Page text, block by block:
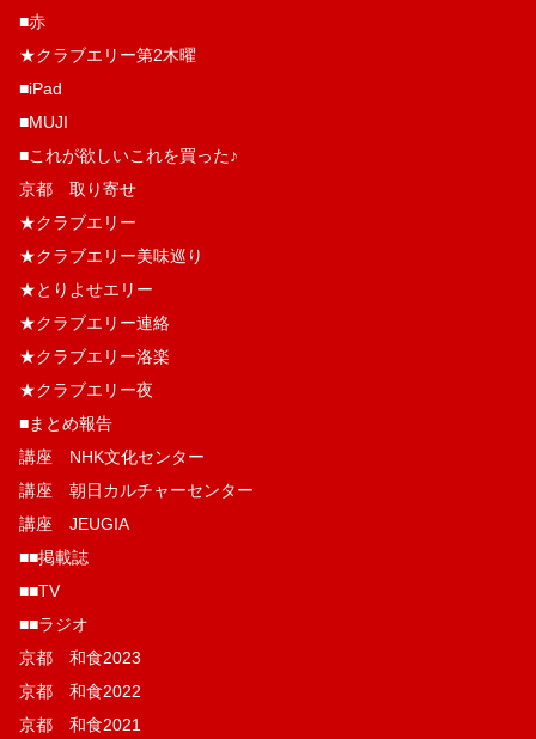
■赤
★クラブエリー第2木曜
■iPad
■MUJI
■これが欲しいこれを買った♪
京都 取り寄せ
★クラブエリー
★クラブエリー美味巡り
★とりよせエリー
★クラブエリー連絡
★クラブエリー洛楽
★クラブエリー夜
■まとめ報告
講座 NHK文化センター
講座 朝日カルチャーセンター
講座 JEUGIA
■■掲載誌
■■TV
■■ラジオ
京都 和食2023
京都 和食2022
京都 和食2021